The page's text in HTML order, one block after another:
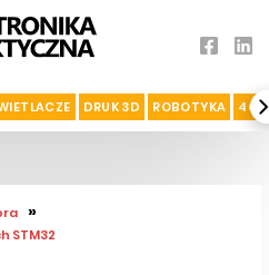
DRUK 3D ROBOTYKA 4G I
»
STM32